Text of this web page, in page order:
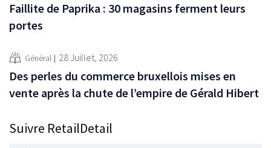
Faillite de Paprika : 30 magasins ferment leurs
portes
Général 28 Juillet, 2026
Des perles du commerce bruxellois mises en
vente après la chute de l’empire de Gérald Hibert
Suivre RetailDetail